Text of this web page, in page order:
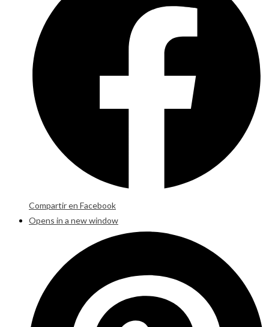
Compartir en Facebook
Opens in a new window